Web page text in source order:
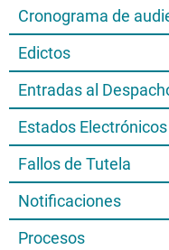
Cronograma de
Edictos
Entradas al
Estados Electrónicos
Fallos de Tutela
Notificaciones
Procesos